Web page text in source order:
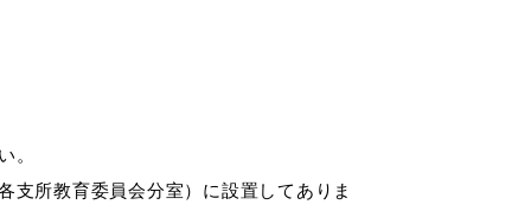
。
所教育委員会分室）に設置してありま